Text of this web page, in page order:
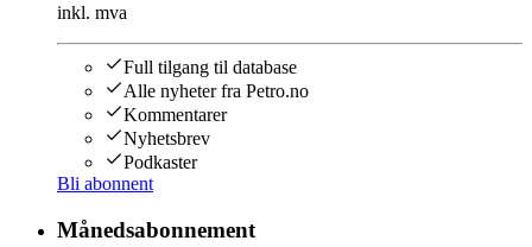
inkl. mva
Full tilgang til database
Alle nyheter fra Petro.no
Kommentarer
Nyhetsbrev
Podkaster
Bli abonnent
Månedsabonnement